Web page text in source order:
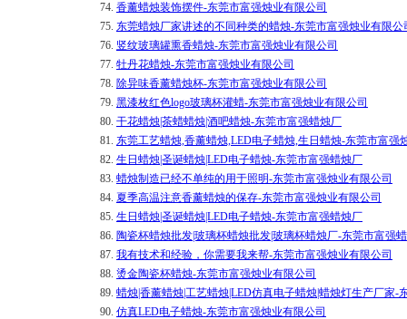
74. 香薰蜡烛装饰摆件-东莞市富强烛业有限公司
75. 东莞蜡烛厂家讲述的不同种类的蜡烛-东莞市富强烛业有限公
76. 竖纹玻璃罐熏香蜡烛-东莞市富强烛业有限公司
77. 牡丹花蜡烛-东莞市富强烛业有限公司
78. 除异味香薰蜡烛杯-东莞市富强烛业有限公司
79. 黑漆枚红色logo玻璃杯灌蜡-东莞市富强烛业有限公司
80. 干花蜡烛|茶蜡蜡烛|酒吧蜡烛-东莞市富强蜡烛厂
81. 东莞工艺蜡烛,香薰蜡烛,LED电子蜡烛,生日蜡烛-东莞市富强
82. 生日蜡烛|圣诞蜡烛|LED电子蜡烛-东莞市富强蜡烛厂
83. 蜡烛制造已经不单纯的用于照明-东莞市富强烛业有限公司
84. 夏季高温注意香薰蜡烛的保存-东莞市富强烛业有限公司
85. 生日蜡烛|圣诞蜡烛|LED电子蜡烛-东莞市富强蜡烛厂
86. 陶瓷杯蜡烛批发|玻璃杯蜡烛批发|玻璃杯蜡烛厂-东莞市富强
87. 我有技术和经验，你需要我来帮-东莞市富强烛业有限公司
88. 烫金陶瓷杯蜡烛-东莞市富强烛业有限公司
89. 蜡烛|香薰蜡烛|工艺蜡烛|LED仿真电子蜡烛|蜡烛灯生产厂家-
90. 仿真LED电子蜡烛-东莞市富强烛业有限公司